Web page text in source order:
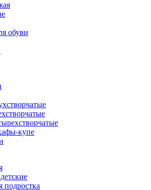
обуви
купе
подростка